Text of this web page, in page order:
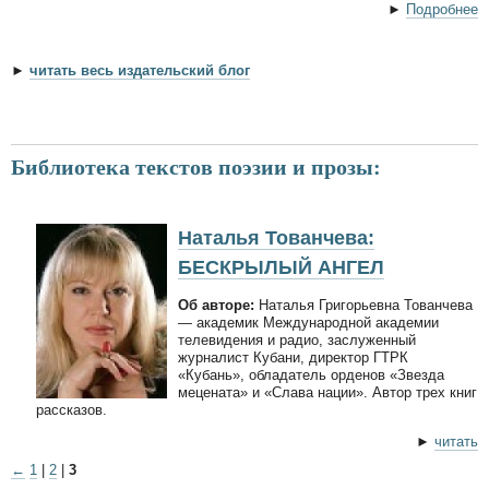
► Подробнее
► читать весь издательский блог
Библиотека текстов поэзии и прозы:
Наталья Тованчева:
БЕСКРЫЛЫЙ АНГЕЛ
Об авторе: Наталья Григорьевна Тованчева
— академик Международной академии
телевидения и радио, заслуженный
журналист Кубани, директор ГТРК
«Кубань», обладатель орденов «Звезда
мецената» и «Слава нации». Автор трех книг
рассказов.
► читать
← 1 2 3